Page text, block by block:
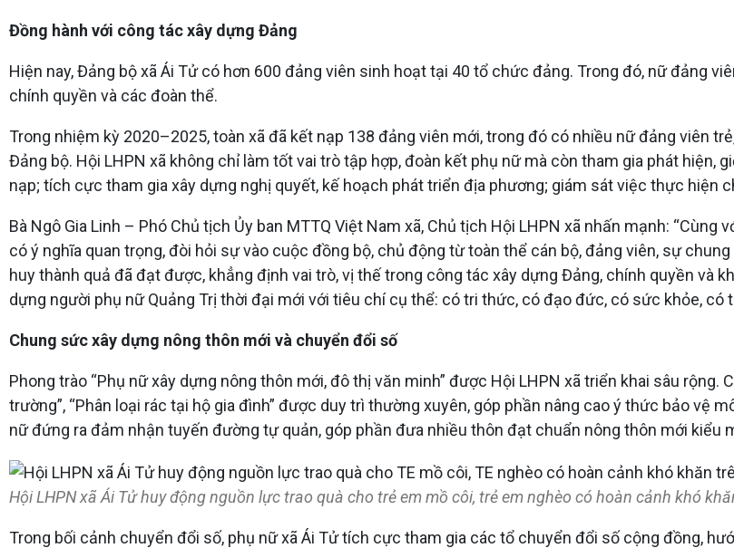
Đồng hành với công tác xây dựng Đảng
Hiện nay, Đảng bộ xã Ái Tử có hơn 600 đảng viên sinh hoạt tại 40 tổ chức đảng. Trong đó, nữ đảng
chính quyền và các đoàn thể.
Trong nhiệm kỳ 2020–2025, toàn xã đã kết nạp 138 đảng viên mới, trong đó có nhiều nữ đảng viên
Đảng bộ. Hội LHPN xã không chỉ làm tốt vai trò tập hợp, đoàn kết phụ nữ mà còn tham gia phát
nạp; tích cực tham gia xây dựng nghị quyết, kế hoạch phát triển địa phương; giám sát việc thực hiện
Bà Ngô Gia Linh – Phó Chủ tịch Ủy ban MTTQ Việt Nam xã, Chủ tịch Hội LHPN xã nhấn mạnh:
có ý nghĩa quan trọng, đòi hỏi sự vào cuộc đồng bộ, chủ động từ toàn thể cán bộ, đảng viên, sự
huy thành quả đã đạt được, khẳng định vai trò, vị thế trong công tác xây dựng Đảng, chính quyền và
dựng người phụ nữ Quảng Trị thời đại mới với tiêu chí cụ thể: có tri thức, có đạo đức, có sức khỏe, có
Chung sức xây dựng nông thôn mới và chuyển đổi số
Phong trào “Phụ nữ xây dựng nông thôn mới, đô thị văn minh” được Hội LHPN xã triển khai sâu rộng.
trường”, “Phân loại rác tại hộ gia đình” được duy trì thường xuyên, góp phần nâng cao ý thức bảo vệ
nữ đứng ra đảm nhận tuyến đường tự quản, góp phần đưa nhiều thôn đạt chuẩn nông thôn mới kiểu
Hội LHPN xã Ái Tử huy động nguồn lực trao quà cho trẻ em mồ côi, trẻ em nghèo có hoàn cảnh khó
Trong bối cảnh chuyển đổi số, phụ nữ xã Ái Tử tích cực tham gia các tổ chuyển đổi số cộng đồng,